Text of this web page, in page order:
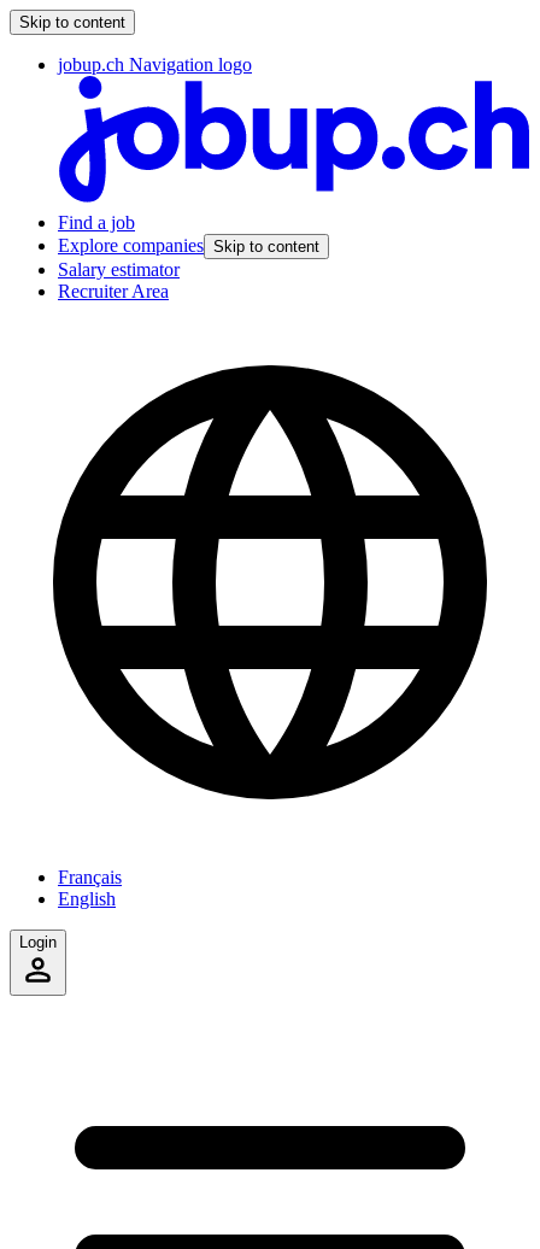
Skip to content
jobup.ch Navigation logo
Find a job
Explore companies Skip to content
Salary estimator
Recruiter Area
Français
English
Login